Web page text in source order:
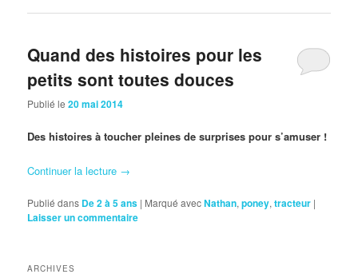
Quand des histoires pour les
petits sont toutes douces
Publié le20 mai 2014
Des histoires à toucher pleines de surprises pour s’amuser !
Continuer la lecture →
Publié dans De 2 à 5 ans | Marqué avecNathan,poney,tracteur |
Laisser un commentaire
ARCHIVES